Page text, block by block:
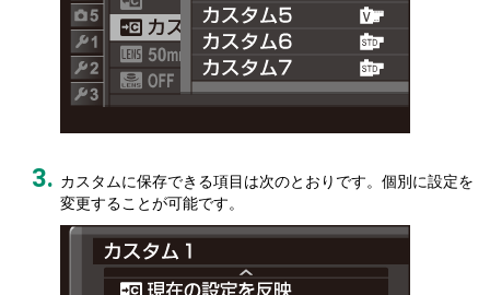
カスタムに保存できる項目は次のとおりです。個別に設定を
変更することが可能です。